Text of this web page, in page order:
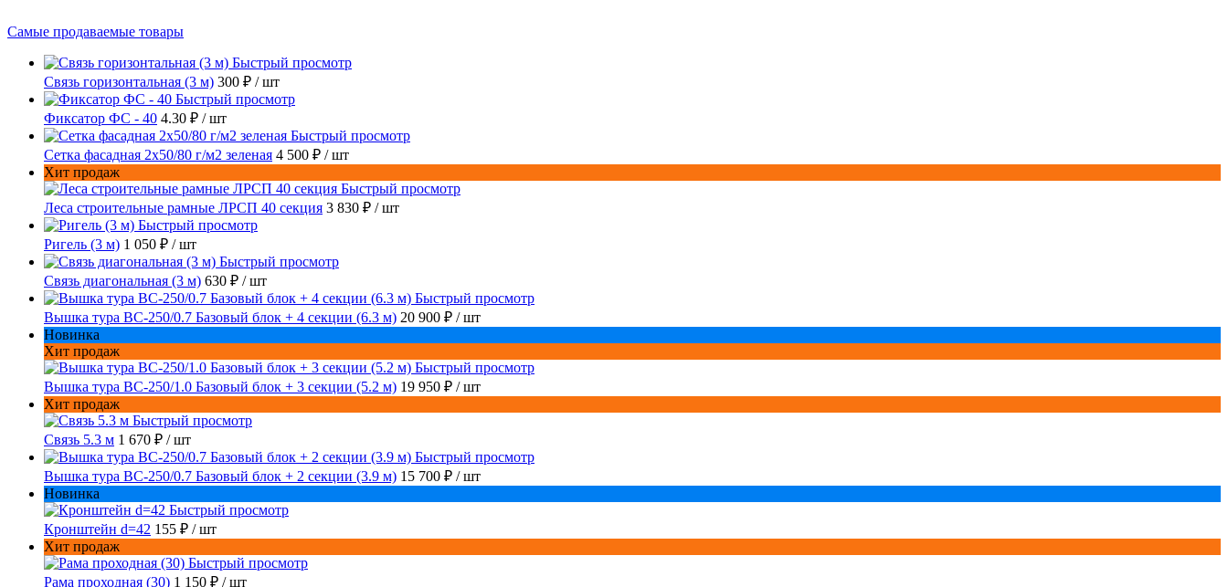
Самые продаваемые товары
Быстрый просмотр
Связь горизонтальная (3 м) 300 ₽ / шт
Быстрый просмотр
Фиксатор ФС - 40 4.30 ₽ / шт
Быстрый просмотр
Сетка фасадная 2x50/80 г/м2 зеленая 4 500 ₽ / шт
Хит продаж
Быстрый просмотр
Леса строительные рамные ЛРСП 40 секция 3 830 ₽ / шт
Быстрый просмотр
Ригель (3 м) 1 050 ₽ / шт
Быстрый просмотр
Связь диагональная (3 м) 630 ₽ / шт
Быстрый просмотр
Вышка тура ВС-250/0.7 Базовый блок + 4 секции (6.3 м) 20 900 ₽ / шт
Новинка
Хит продаж
Быстрый просмотр
Вышка тура ВС-250/1.0 Базовый блок + 3 секции (5.2 м) 19 950 ₽ / шт
Хит продаж
Быстрый просмотр
Связь 5.3 м 1 670 ₽ / шт
Быстрый просмотр
Вышка тура ВС-250/0.7 Базовый блок + 2 секции (3.9 м) 15 700 ₽ / шт
Новинка
Быстрый просмотр
Кронштейн d=42 155 ₽ / шт
Хит продаж
Быстрый просмотр
Рама проходная (30) 1 150 ₽ / шт